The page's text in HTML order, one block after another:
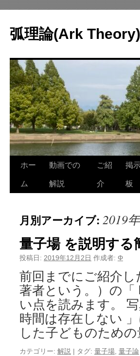
テ
ン
へ
ス
キ
ッ
プ
弧理論(Ark
ホー
ム
動画での
解説
ご紹
介
掲
板
月別アーカイブ: 2019
量子場 を説明する
投稿日: 2019年12月2日 作成者: Φ
前回までにご紹介
著者という。）の
い点を読みます。
時間は存在しない
した子どものため
カテゴリー: 解説 | タグ: 量子場 量子論